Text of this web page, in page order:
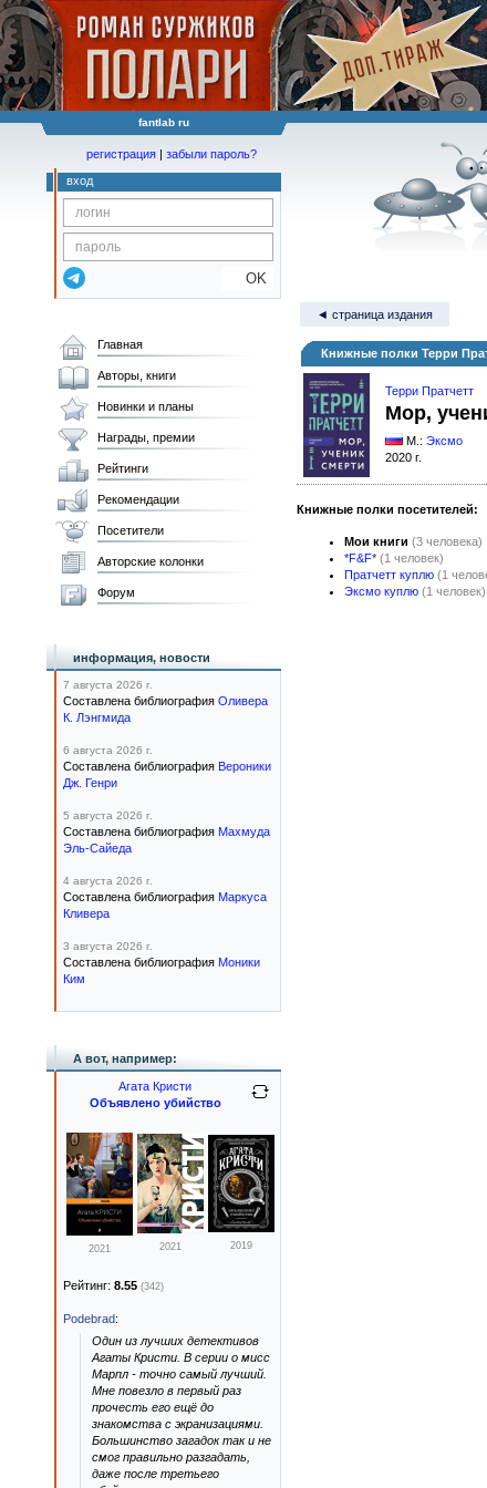
fantlab ru
регистрация | забыли пароль?
вход
OK
◄ страница издания
Книжные полки Терри
Терри Пратчетт
Мор,
М.: Эксмо
2020 г.
Книжные полки посетителей:
Мои книги (3 человека)
*F&F* (1 человек)
Пратчетт куплю (1
Эксмо куплю (1 человек)
Главная
Авторы, книги
Новинки и планы
Награды, премии
Рейтинги
Рекомендации
Посетители
Авторские колонки
Форум
информация, новости
7 августа 2026 г.
Составлена библиография Оливера
К. Лэнгмида
6 августа 2026 г.
Составлена библиография Вероники
Дж. Генри
5 августа 2026 г.
Составлена библиография Махмуда
Эль-Сайеда
4 августа 2026 г.
Составлена библиография Маркуса
Кливера
3 августа 2026 г.
Составлена библиография Моники
Ким
А вот, например:
Агата Кристи
Объявлено убийство
2021 2021 2019
Рейтинг: 8.55 (342)
Podebrad:
Один из лучших детективов
Агаты Кристи. В серии о мисс
Марпл - точно самый лучший.
Мне повезло в первый раз
прочесть его ещё до
знакомства с экранизациями.
Большинство загадок так и не
смог правильно разгадать,
даже после третьего